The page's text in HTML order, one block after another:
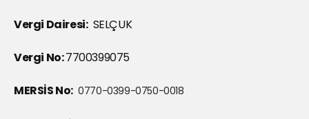
Vergi Dairesi:SELÇUK
Vergi No:7700399075
MERSİS No: 0770-0399-0750-0018